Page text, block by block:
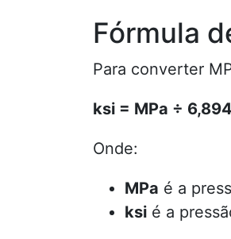
Fórmula
Para converter
ksi = MPa ÷
Onde:
MPa é a
ksi é a